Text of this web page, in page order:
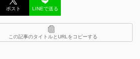
ポスト LINEで送る
この記事のタイトルとURLをコピーする